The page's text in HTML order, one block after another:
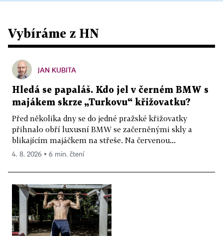
Vybíráme z HN
JAN KUBITA
Hledá se papaláš. Kdo jel v černém BMW s
majákem skrze „Turkovu“ křižovatku?
Před několika dny se do jedné pražské křižovatky
přihnalo obří luxusní BMW se začerněnými skly a
blikajícím majáčkem na střeše. Na červenou...
4. 8. 2026 ▪ 6 min. čtení